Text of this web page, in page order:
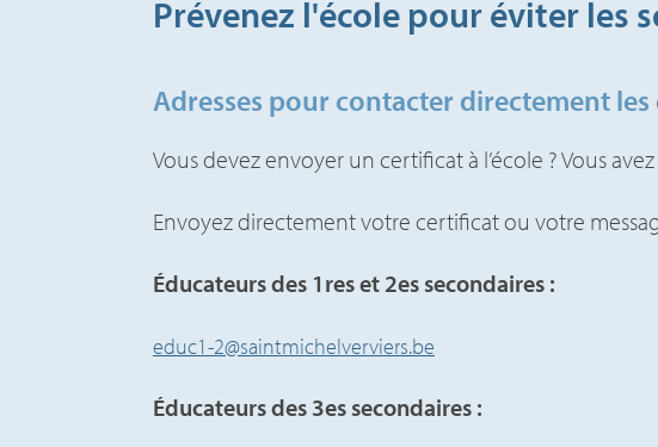
Prévenez l'école pour éviter les
Adresses pour contacter directement
Vous devez envoyer un certificat à l’école ? Vous
Envoyez directement votre certificat ou votre
Éducateurs des 1res et 2es secondaires :
educ1-2@saintmichelverviers.be
Éducateurs des 3es secondaires :